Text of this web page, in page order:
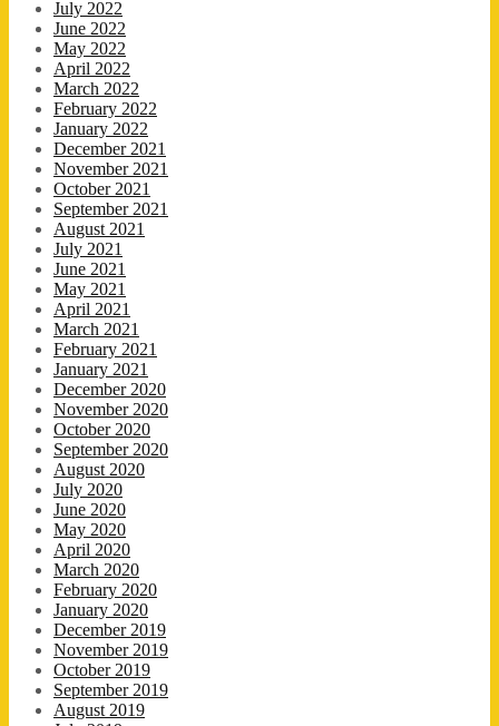
July 2022
June 2022
May 2022
April 2022
March 2022
February 2022
January 2022
December 2021
November 2021
October 2021
September 2021
August 2021
July 2021
June 2021
May 2021
April 2021
March 2021
February 2021
January 2021
December 2020
November 2020
October 2020
September 2020
August 2020
July 2020
June 2020
May 2020
April 2020
March 2020
February 2020
January 2020
December 2019
November 2019
October 2019
September 2019
August 2019